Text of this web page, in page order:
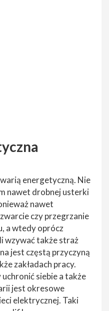
energetyczną. Nie
nawet drobnej usterki
nawet
czy przegrzanie
a wtedy oprócz
wzywać także straż
jest częstą przyczyną
zakładach pracy.
siebie a także
jest okresowe
elektrycznej. Taki